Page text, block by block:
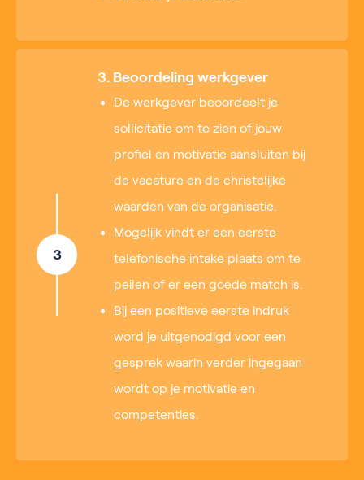
3
3. Beoordeling werkgever
De werkgever beoordeelt je
sollicitatie om te zien of jouw
profiel en motivatie aansluiten bij
de vacature en de christelijke
waarden van de organisatie.
Mogelijk vindt er een eerste
telefonische intake plaats om te
peilen of er een goede match is.
Bij een positieve eerste indruk
word je uitgenodigd voor een
gesprek waarin verder ingegaan
wordt op je motivatie en
competenties.